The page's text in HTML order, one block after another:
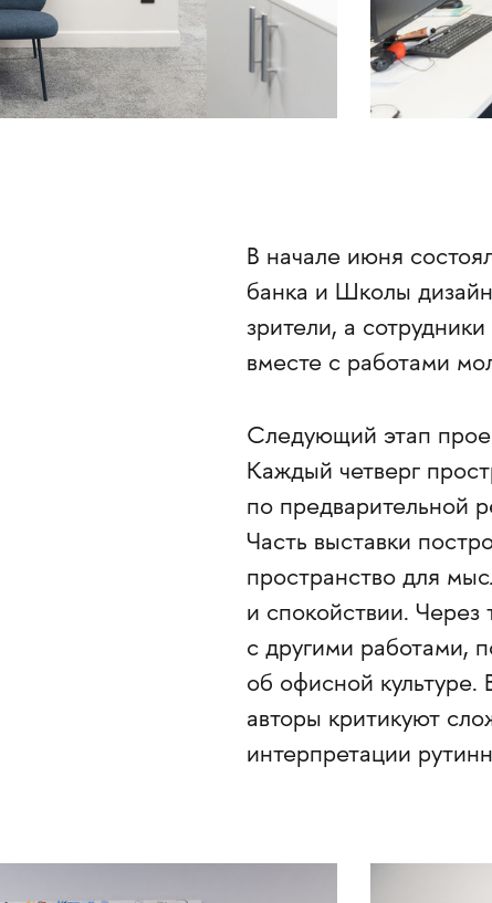
В начале июня
банка и Школы
зрители, а
вместе с работами
Следующий этап
Каждый четверг
по предварительной
Часть выставки
пространство для
и спокойствии.
с другими работами,
об офисной культуре.
авторы критикуют
интерпретации